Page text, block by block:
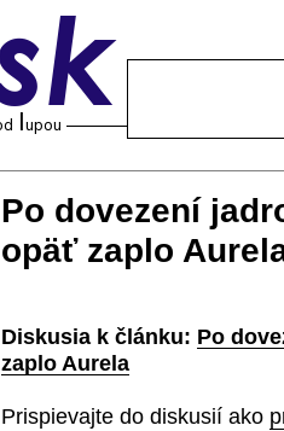
Po dovezení
opäť zaplo
Diskusia k článku: Po
zaplo Aurela
Prispievajte do diskusií ako